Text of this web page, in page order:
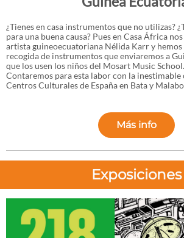
¿Tienes en casa instrumentos que no utilizas?
para una buena causa? Pues en Casa África
artista guineoecuatoriana Nélida Karr y hemos
recogida de instrumentos que enviaremos a
que los usen los niños del Mosart Music School.
Contaremos para esta labor con la
Centros Culturales de España en Bata y
Más info
Exposiciones